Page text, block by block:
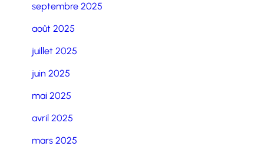
septembre 2025
août 2025
juillet 2025
juin 2025
mai 2025
avril 2025
mars 2025